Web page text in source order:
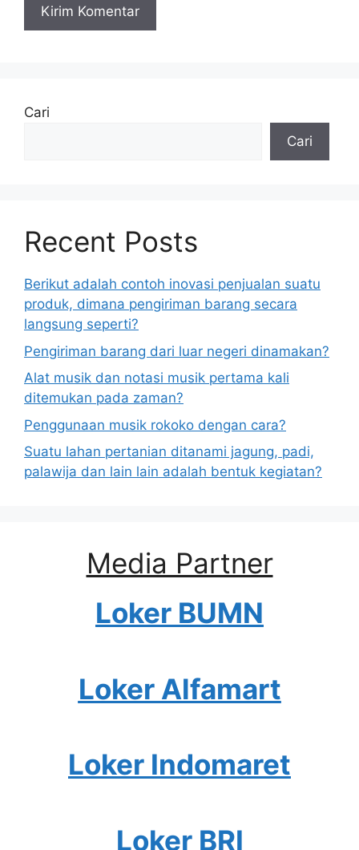
Cari
Cari
Recent Posts
Berikut adalah contoh inovasi penjualan suatu
produk, dimana pengiriman barang secara
langsung seperti?
Pengiriman barang dari luar negeri dinamakan?
Alat musik dan notasi musik pertama kali
ditemukan pada zaman?
Penggunaan musik rokoko dengan cara?
Suatu lahan pertanian ditanami jagung, padi,
palawija dan lain lain adalah bentuk kegiatan?
Media Partner
Loker BUMN
Loker Alfamart
Loker Indomaret
Loker BRI